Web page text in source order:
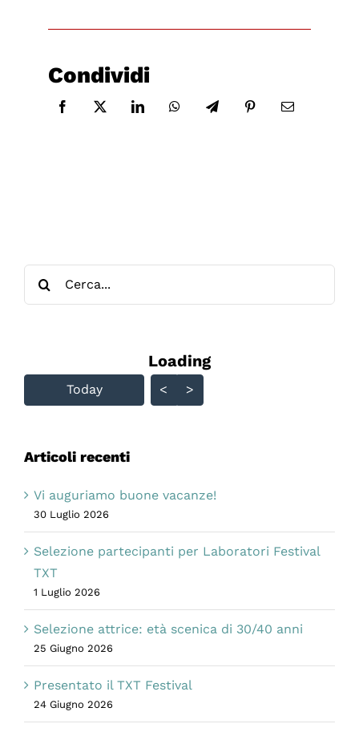
Condividi
Skip Calendar
Loading - current view is
Loading
Today < >
Articoli recenti
Vi auguriamo buone vacanze!
30 Luglio 2026
Selezione partecipanti per Laboratori Festival
TXT
1 Luglio 2026
Selezione attrice: età scenica di 30/40 anni
25 Giugno 2026
Presentato il TXT Festival
24 Giugno 2026